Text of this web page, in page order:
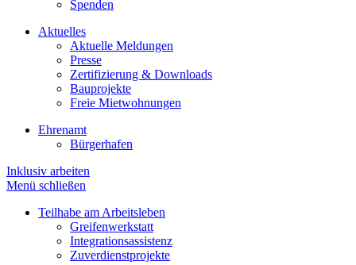
Spenden
Aktuelles
Aktuelle Meldungen
Presse
Zertifizierung & Downloads
Bauprojekte
Freie Mietwohnungen
Ehrenamt
Bürgerhafen
Inklusiv arbeiten
Menü schließen
Teilhabe am Arbeitsleben
Greifenwerkstatt
Integrationsassistenz
Zuverdienstprojekte